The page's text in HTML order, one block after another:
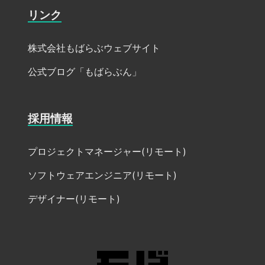
リンク
株式会社もばらぶウェブサイト
公式ブログ「もばらぶん」
採用情報
プロジェクトマネージャー(リモート)
ソフトウェアエンジニア(リモート)
デザイナー(リモート)